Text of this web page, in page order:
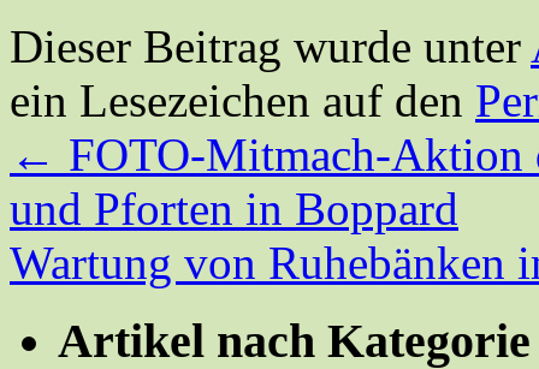
Dieser Beitrag wurde unter
ein Lesezeichen auf den
← FOTO-Mitmach-Aktion
und Pforten in Boppard
Wartung von
Artikel nach Kategorie